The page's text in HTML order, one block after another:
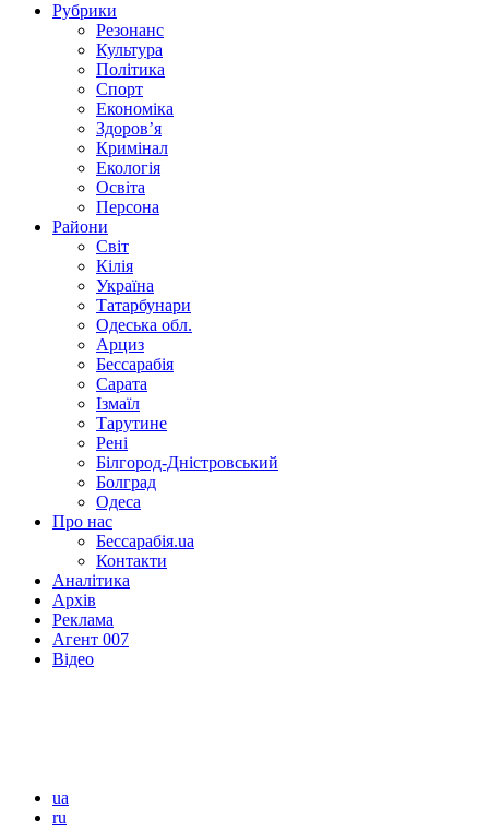
Рубрики
Резонанс
Культура
Політика
Спорт
Економіка
Здоров’я
Кримінал
Екологія
Освіта
Персона
Райони
Світ
Кілія
Україна
Татарбунари
Одеська обл.
Арциз
Бессарабія
Сарата
Ізмаїл
Тарутине
Рені
Білгород-Дністровський
Болград
Одеса
Про нас
Бессарабія.ua
Контакти
Аналітика
Архів
Реклама
Агент 007
Відео
ua
ru